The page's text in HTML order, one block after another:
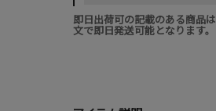
即日出荷可の記載のある商品
文で即日発送可能となります。